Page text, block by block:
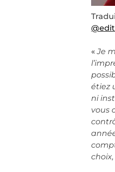
«Je
étiez
ni
vous